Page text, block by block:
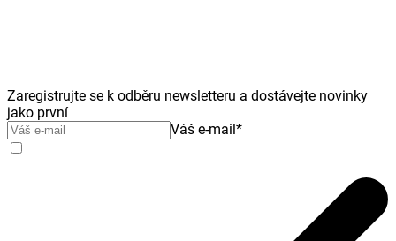
Zaregistrujte se k odběru newsletteru a dostávejte novinky
jako první
Váš e-mail*